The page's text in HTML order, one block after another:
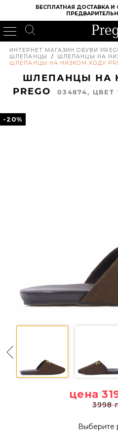
БЕСПЛАТНАЯ ДОСТАВКА
ИНТЕРНЕТ МАГАЗИН ОБУВИ
ШЛЕПАНЦЫ
/ ШЛЕПАНЦЫ НА
ШЛЕПАНЦЫ НА НИЗКОМ ХОДУ
ШЛЕПАНЦЫ НА
PREGO
034874,
-20%
цена
3998
Выберите